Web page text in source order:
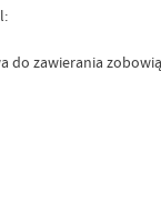
do zawierania